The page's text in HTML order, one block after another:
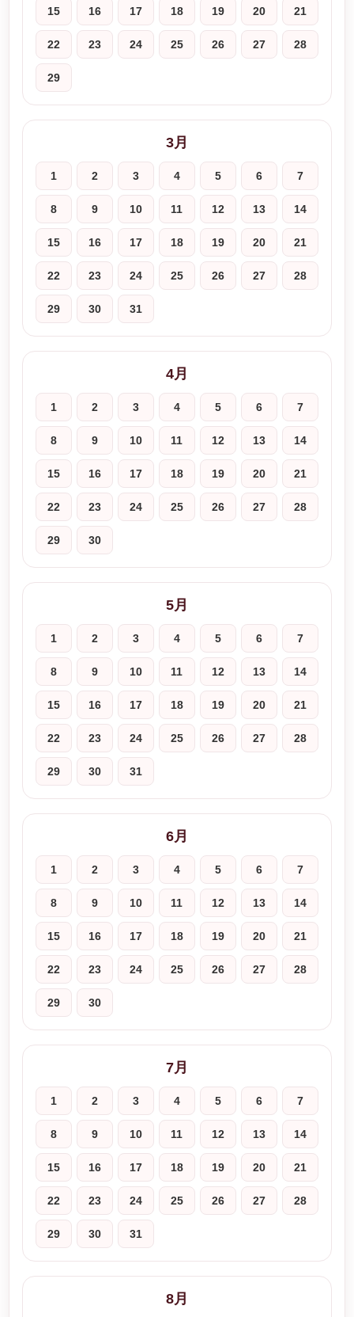
15 16 17 18 19 20 21
22 23 24 25 26 27 28
29
3月
1 2 3 4 5 6 7
8 9 10 11 12 13 14
15 16 17 18 19 20 21
22 23 24 25 26 27 28
29 30 31
4月
1 2 3 4 5 6 7
8 9 10 11 12 13 14
15 16 17 18 19 20 21
22 23 24 25 26 27 28
29 30
5月
1 2 3 4 5 6 7
8 9 10 11 12 13 14
15 16 17 18 19 20 21
22 23 24 25 26 27 28
29 30 31
6月
1 2 3 4 5 6 7
8 9 10 11 12 13 14
15 16 17 18 19 20 21
22 23 24 25 26 27 28
29 30
7月
1 2 3 4 5 6 7
8 9 10 11 12 13 14
15 16 17 18 19 20 21
22 23 24 25 26 27 28
29 30 31
8月